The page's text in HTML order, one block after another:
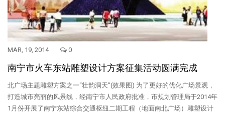
MAR, 19, 2014 0
南宁市火车东站雕塑设计方案征集活动圆满完成
北广场主题雕塑方案之一“壮韵洞天”(效果图) 为了更好的优化广场景观，
打造城市亮丽的风景线，经南宁市人民政府批准，市规划管理局于2014年
1月份开展了南宁东站综合交通枢纽二期工程（地面南北广场）雕塑设计